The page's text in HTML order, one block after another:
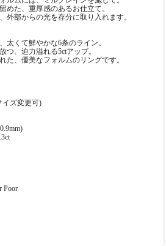
めた、重厚感のあるお仕立て。
外部からの光を存分に取り入れます。
太くて鮮やかな6条のライン。
つ、迫力溢れる5ctアップ。
た、優美なフォルムのリングです。
イズ変更可)
Poor